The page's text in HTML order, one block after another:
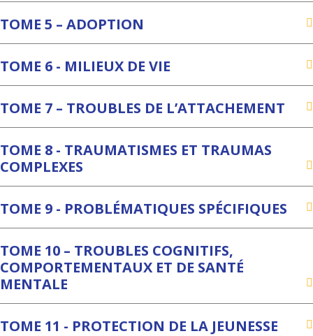
TOME 5 – ADOPTION
TOME 6 - MILIEUX DE VIE
TOME 7 – TROUBLES DE L’ATTACHEMENT
TOME 8 - TRAUMATISMES ET TRAUMAS
COMPLEXES
TOME 9 - PROBLÉMATIQUES SPÉCIFIQUES
TOME 10 – TROUBLES COGNITIFS,
COMPORTEMENTAUX ET DE SANTÉ
MENTALE
TOME 11 - PROTECTION DE LA JEUNESSE